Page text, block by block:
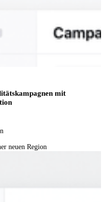
mit
neuen Region